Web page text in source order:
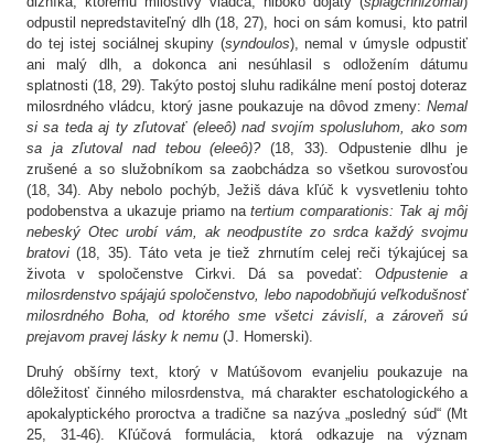
odpustil nepredstaviteľný dlh (18, 27), hoci on sám komusi, kto patril
do tej istej sociálnej skupiny (syndoulos), nemal v úmysle odpustiť
ani malý dlh, a dokonca ani nesúhlasil s odložením dátumu
splatnosti (18, 29). Takýto postoj sluhu radikálne mení postoj doteraz
milosrdného vládcu, ktorý jasne poukazuje na dôvod zmeny: Nemal
si sa teda aj ty zľutovať (eleeô) nad svojím spolusluhom, ako som
sa ja zľutoval nad tebou (eleeô)?(18, 33). Odpustenie dlhu je
zrušené a so služobníkom sa zaobchádza so všetkou surovosťou
(18, 34). Aby nebolo pochýb, Ježiš dáva kľúč k vysvetleniu tohto
podobenstva a ukazuje priamo natertium comparationis: Tak aj môj
nebeský Otec urobí vám, ak neodpustíte zo srdca každý svojmu
bratovi(18, 35). Táto veta je tiež zhrnutím celej reči týkajúcej sa
života v spoločenstve Cirkvi. Dá sa povedať: Odpustenie a
milosrdenstvo spájajú spoločenstvo, lebo napodobňujú veľkodušnosť
milosrdného Boha, od ktorého sme všetci závislí, a zároveň sú
prejavom pravej lásky k nemu (J. Homerski).
Druhý obšírny text, ktorý v Matúšovom evanjeliu poukazuje na
dôležitosť činného milosrdenstva, má charakter eschatologického a
apokalyptického proroctva a tradične sa nazýva „posledný súd“ (Mt
25, 31-46). Kľúčová formulácia, ktorá odkazuje na význam